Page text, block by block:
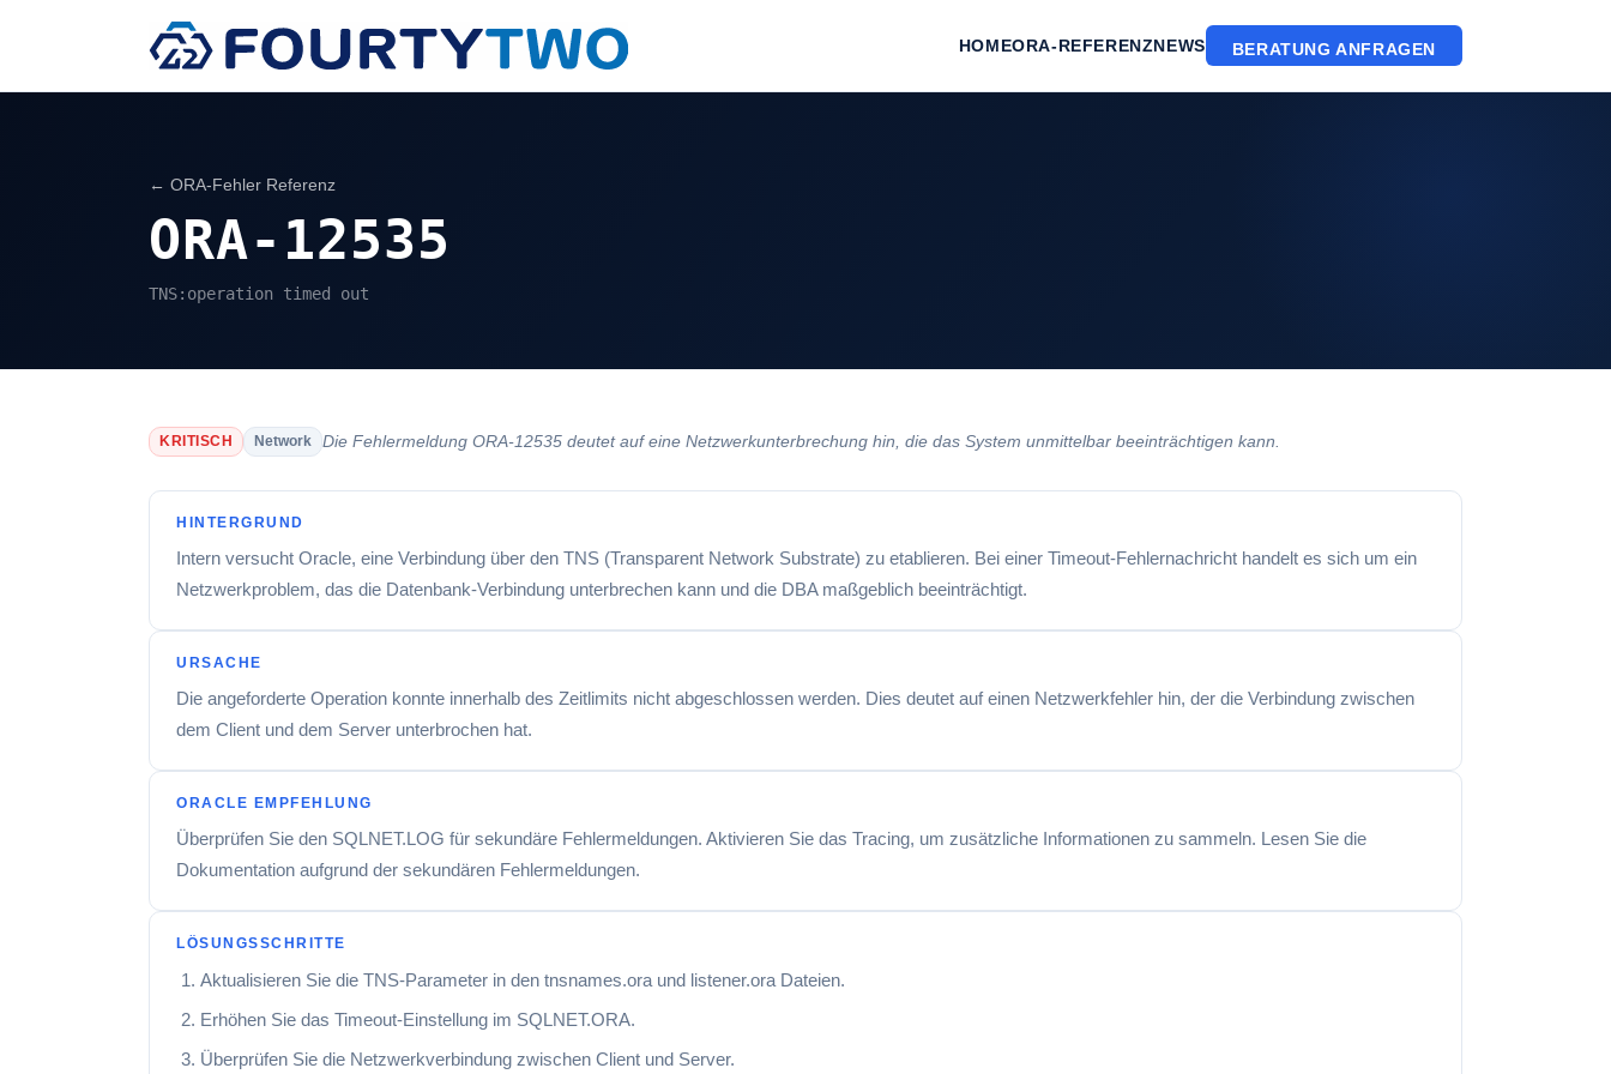
HOMEORA-REFERENZNEWS BERATUNG ANFRAGEN
← ORA-Fehler Referenz
ORA-12535
TNS:operation timed out
KRITISCH Network Die Fehlermeldung ORA-12535 deutet auf eine Netzwerkunterbrechung hin, die das System unmittelbar beeinträchtigen kann.
HINTERGRUND
Intern versucht Oracle, eine Verbindung über den TNS (Transparent Network Substrate) zu etablieren. Bei einer Timeout-Fehlernachricht handelt es sich um ein
Netzwerkproblem, das die Datenbank-Verbindung unterbrechen kann und die DBA maßgeblich beeinträchtigt.
URSACHE
Die angeforderte Operation konnte innerhalb des Zeitlimits nicht abgeschlossen werden. Dies deutet auf einen Netzwerkfehler hin, der die Verbindung zwischen
dem Client und dem Server unterbrochen hat.
ORACLE EMPFEHLUNG
Überprüfen Sie den SQLNET.LOG für sekundäre Fehlermeldungen. Aktivieren Sie das Tracing, um zusätzliche Informationen zu sammeln. Lesen Sie die
Dokumentation aufgrund der sekundären Fehlermeldungen.
LÖSUNGSSCHRITTE
Aktualisieren Sie die TNS-Parameter in den tnsnames.ora und listener.ora Dateien.
Erhöhen Sie das Timeout-Einstellung im SQLNET.ORA.
Überprüfen Sie die Netzwerkverbindung zwischen Client und Server.